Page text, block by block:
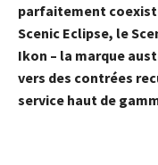
parfaitement
Scenic Eclipse, le
Ikon – la marque
vers des contrées
service haut de